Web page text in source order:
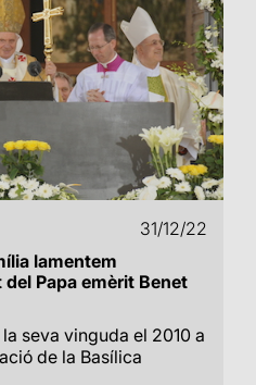
31/12/22
lamentem
Papa emèrit Benet
seva vinguda el 2010 a
de la Basílica